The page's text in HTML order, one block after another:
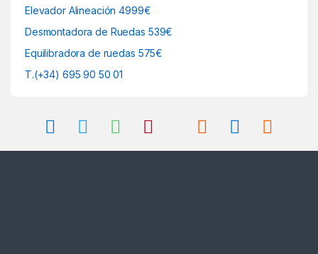
Elevador Alineación 4999€
Desmontadora de Ruedas 539€
Equilibradora de ruedas 575€
T.(+34) 695 90 50 01